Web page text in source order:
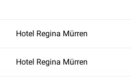
Hotel Regina Mürren
Hotel Regina Mürren